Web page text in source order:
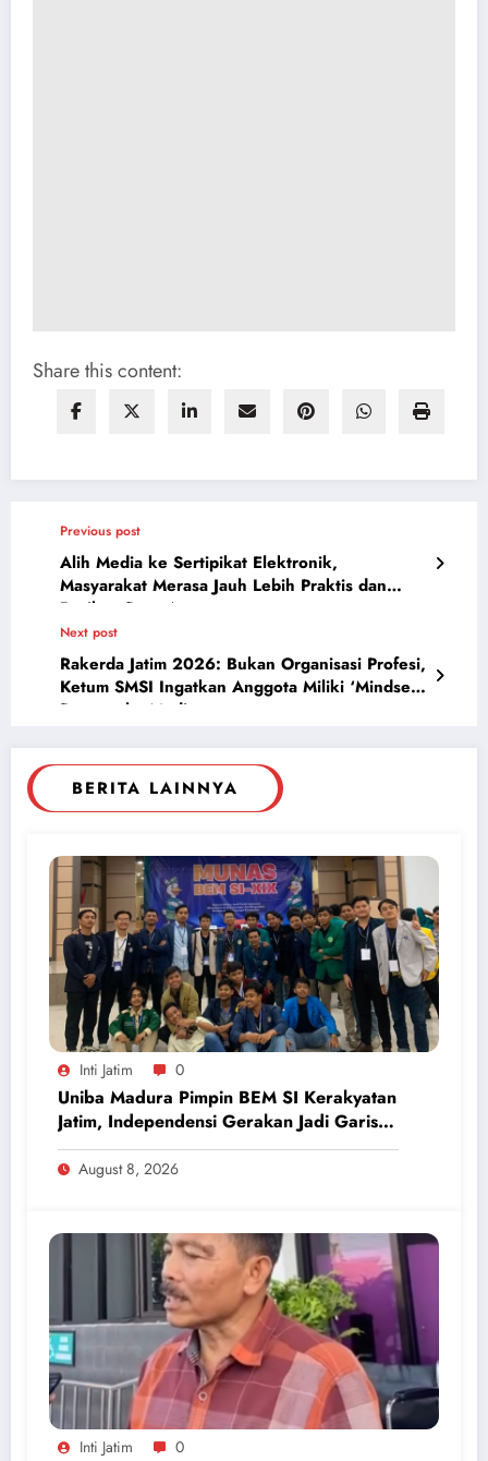
Share this content:
Previous post
Alih Media ke Sertipikat Elektronik,
Masyarakat Merasa Jauh Lebih Praktis dan
Berikan Rasa Aman
Next post
Rakerda Jatim 2026: Bukan Organisasi Profesi,
Ketum SMSI Ingatkan Anggota Miliki ‘Mindset’
Pengusaha Media
BERITA LAINNYA
Inti Jatim 0
Uniba Madura Pimpin BEM SI Kerakyatan
Jatim, Independensi Gerakan Jadi Garis
Batas
August 8, 2026
Inti Jatim 0